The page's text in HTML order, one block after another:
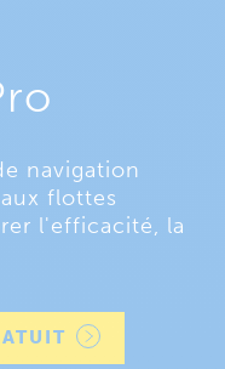
navigation
flottes
l'efficacité, la